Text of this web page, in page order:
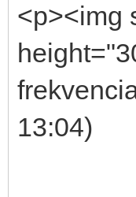
<p><img
13:04)